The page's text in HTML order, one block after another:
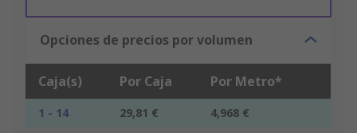
Opciones de precios por volumen
Caja(s) Por Caja Por Metro*
1 - 14 29,81 €
4,968 €